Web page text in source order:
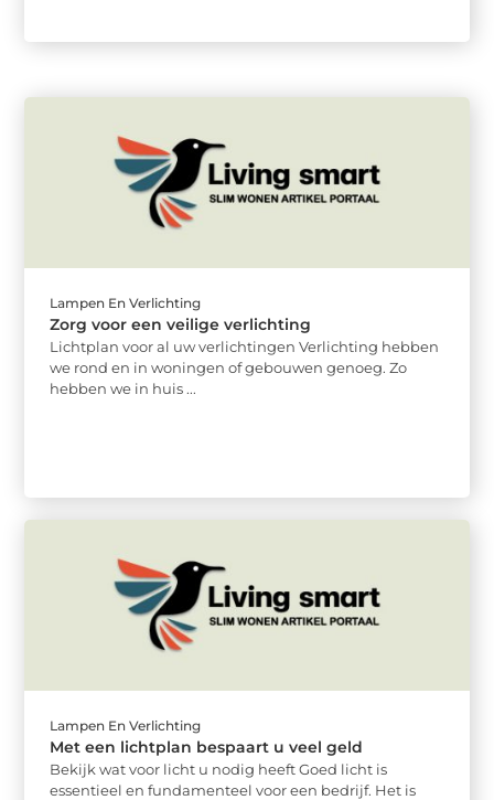
Lampen En Verlichting
Zorg voor een veilige verlichting
Lichtplan voor al uw verlichtingen Verlichting hebben
we rond en in woningen of gebouwen genoeg. Zo
hebben we in huis ...
Lampen En Verlichting
Met een lichtplan bespaart u veel geld
Bekijk wat voor licht u nodig heeft Goed licht is
essentieel en fundamenteel voor een bedrijf. Het is